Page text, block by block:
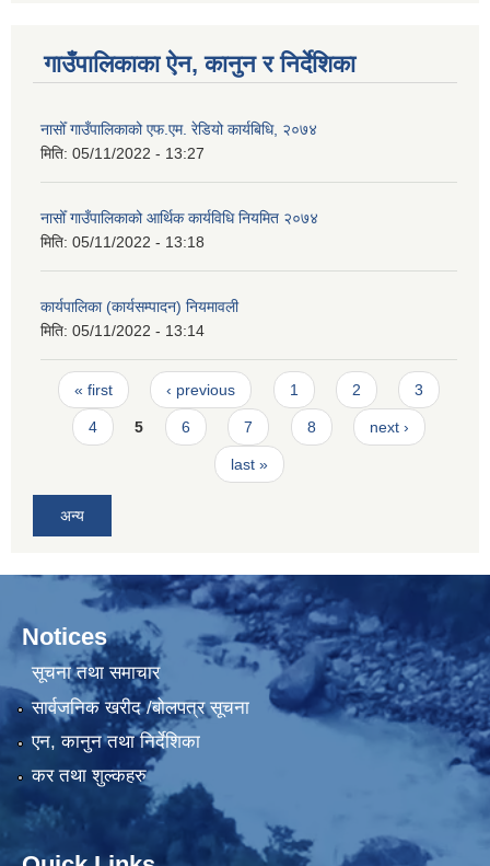
गाउँपालिकाका ऐन, कानुन र निर्देशिका
नासोँ गाउँपालिकाको एफ.एम. रेडियो कार्यबिधि, २०७४
मिति: 05/11/2022 - 13:27
नासोँ गाउँपालिकाको आर्थिक कार्यविधि नियमित २०७४
मिति: 05/11/2022 - 13:18
कार्यपालिका (कार्यसम्पादन) नियमावली
मिति: 05/11/2022 - 13:14
Pages
« first ‹ previous 1 2 3
4 5 6 7 8 next ›
last »
अन्य
Notices
सूचना तथा समाचार
सार्वजनिक खरीद /बोलपत्र सूचना
एन, कानुन तथा निर्देशिका
कर तथा शुल्कहरु